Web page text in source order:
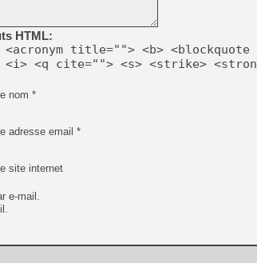
[GK] Ubisoft : fin de partie
[GK] Mémoire cash -
[GK] Dan Houser (GTA)
[GK] Comment EA Sports
[GK] Crimson Moon : un
[GK] Isle of Reveries : le
[GK] Moonlighter 2 : The
[GK] Capcom relance
[Mo5] Deux inédits du
[GK] Le beat'em up The
[GK] Endless Legend 2 :
[LS] [PS5] Premiers
HTML:
title=""> <b> <blockquote
<i> <q cite=""> <s> <strike>
nom *
adresse email *
site internet
e-mail.